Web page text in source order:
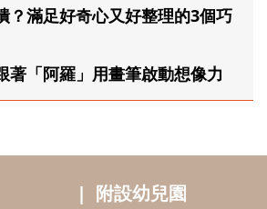
？滿足好奇心又好整理的3個巧
著「阿羅」用畫筆啟動想像力
附設幼兒園